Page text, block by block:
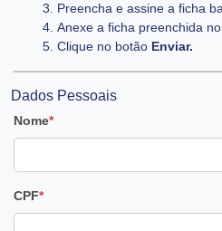
Preencha e assine a ficha
Anexe a ficha preenchida
Clique no botão Enviar.
Dados Pessoais
Nome*
CPF*